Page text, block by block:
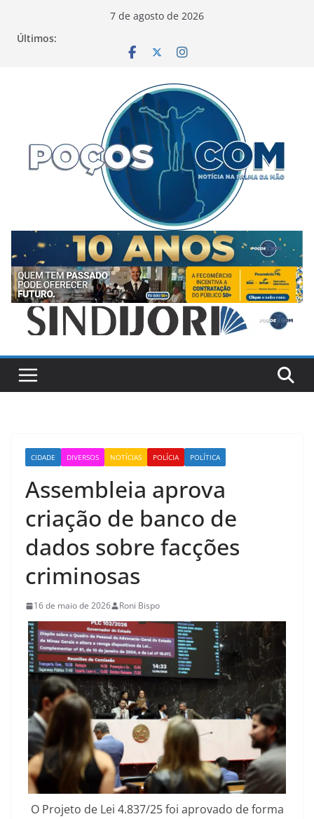
7 de agosto de 2026
Últimos:
CIDADE DIVERSOS NOTÍCIAS POLÍCIA POLÍTICA
Assembleia aprova
criação de banco de
dados sobre facções
criminosas
16 de maio de 2026 Roni Bispo
O Projeto de Lei 4.837/25 foi aprovado de forma